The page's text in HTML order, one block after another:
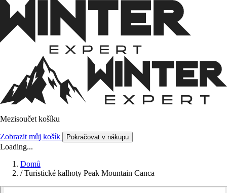
Mezisoučet košíku
Zobrazit můj košík Pokračovat v nákupu
Loading...
Domů
/ Turistické kalhoty Peak Mountain Canca